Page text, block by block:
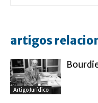
artigos
Artigo Jurídico